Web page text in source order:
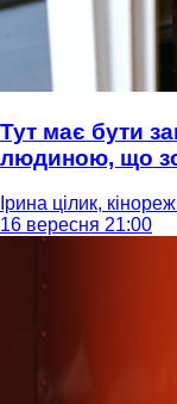
Тут має бути
людиною, що
Ірина цілик,
16 вересня 21:00